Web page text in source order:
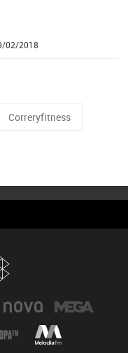
02/2018
Correryfitness